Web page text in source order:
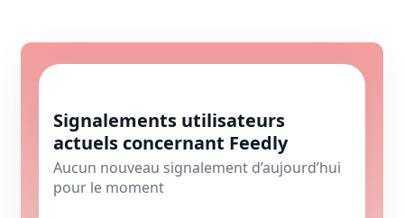
Signalements utilisateurs
actuels concernant Feedly
Aucun nouveau signalement d’aujourd’hui
pour le moment